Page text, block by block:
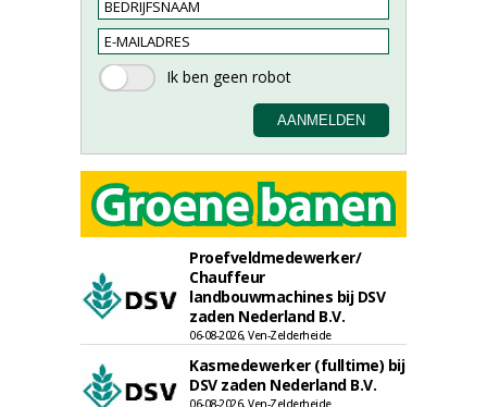
Proefveldmedewerker/
Chauffeur
landbouwmachines bij DSV
zaden Nederland B.V.
06-08-2026, Ven-Zelderheide
Kasmedewerker (fulltime) bij
DSV zaden Nederland B.V.
06-08-2026, Ven-Zelderheide